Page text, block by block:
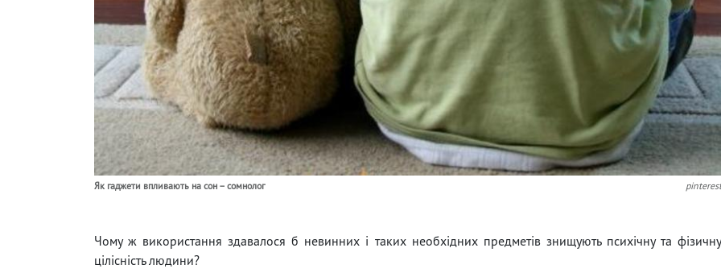
Як гаджети впливають на сон – сомнолог pinterest
Чому ж використання здавалося б невинних і таких необхідних предметів знищують психічну та фізичну
цілісність людини?